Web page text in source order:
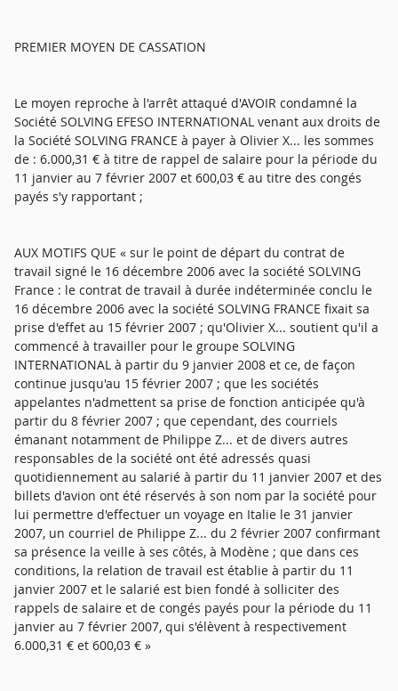
PREMIER MOYEN DE CASSATION
Le moyen reproche à l'arrêt attaqué d'AVOIR condamné la
Société SOLVING EFESO INTERNATIONAL venant aux droits de
la Société SOLVING FRANCE à payer à Olivier X... les sommes
de : 6.000,31 € à titre de rappel de salaire pour la période du
11 janvier au 7 février 2007 et 600,03 € au titre des congés
payés s'y rapportant ;
AUX MOTIFS QUE « sur le point de départ du contrat de
travail signé le 16 décembre 2006 avec la société SOLVING
France : le contrat de travail à durée indéterminée conclu le
16 décembre 2006 avec la société SOLVING FRANCE fixait sa
prise d'effet au 15 février 2007 ; qu'Olivier X... soutient qu'il a
commencé à travailler pour le groupe SOLVING
INTERNATIONAL à partir du 9 janvier 2008 et ce, de façon
continue jusqu'au 15 février 2007 ; que les sociétés
appelantes n'admettent sa prise de fonction anticipée qu'à
partir du 8 février 2007 ; que cependant, des courriels
émanant notamment de Philippe Z... et de divers autres
responsables de la société ont été adressés quasi
quotidiennement au salarié à partir du 11 janvier 2007 et des
billets d'avion ont été réservés à son nom par la société pour
lui permettre d'effectuer un voyage en Italie le 31 janvier
2007, un courriel de Philippe Z... du 2 février 2007 confirmant
sa présence la veille à ses côtés, à Modène ; que dans ces
conditions, la relation de travail est établie à partir du 11
janvier 2007 et le salarié est bien fondé à solliciter des
rappels de salaire et de congés payés pour la période du 11
janvier au 7 février 2007, qui s'élèvent à respectivement
6.000,31 € et 600,03 € »